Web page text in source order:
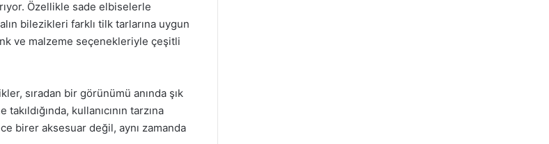
Özellikle sade elbiselerle
bilezikleri farklı tilk tarlarına uygun
ve malzeme seçenekleriyle çeşitli
sıradan bir görünümü anında şık
kullanıcının tarzına
birer aksesuar değil, aynı zamanda